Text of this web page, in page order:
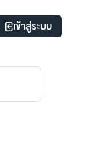
เข้าสู่ระบบ